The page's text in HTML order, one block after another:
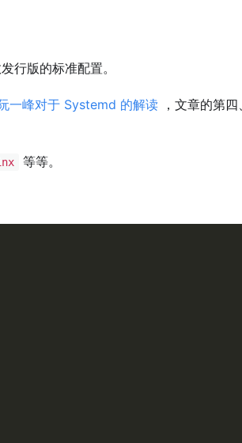
行版的标准配置。
一峰对于 Systemd 的解读 ，文章的第
等等。